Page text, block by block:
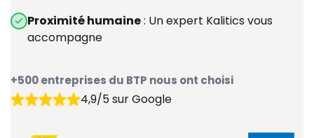
Proximité humaine: Un expert Kalitics vous
accompagne
+500 entreprises du BTP nous ont choisi
4,9/5 sur Google